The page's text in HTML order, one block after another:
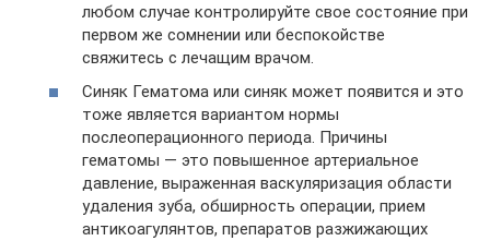
любом случае контролируйте свое состояние при
первом же сомнении или беспокойстве
свяжитесь с лечащим врачом.
Синяк Гематома или синяк может появится и это
тоже является вариантом нормы
послеоперационного периода. Причины
гематомы — это повышенное артериальное
давление, выраженная васкуляризация области
удаления зуба, обширность операции, прием
антикоагулянтов, препаратов разжижающих